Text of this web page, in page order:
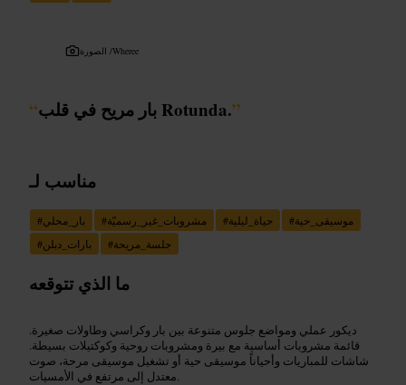
الصورة /Wheree
“ بار مريح في قلب Rotunda.”
مناسب لـ
#بار_محلي #مشروبات_غير_رسميّة #حياة_ليلية #موسيقى_حية
#بارات_دبلن #جلسة_مريحة
ما الذي تتوقعه
ديكور عملي ومواضع جلوس متنوعة بين بار وكراسي وطاولات صغيرة.
قائمة مشروبات أساسية مع بيرة ومشروبات روحية وكوكتيلات بسيطة.
شاشات للمباريات وأحياناً موسيقى حية أو تشغيل موسيقى مرحة، صوت
معتدل إلى مرتفع في الأمسيات.